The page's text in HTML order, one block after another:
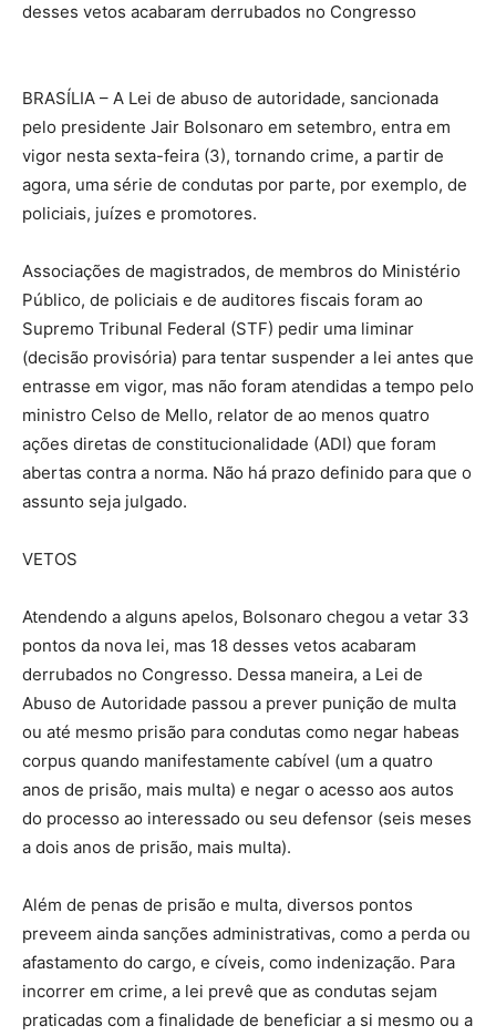
desses vetos acabaram derrubados no Congresso
BRASÍLIA – A Lei de abuso de autoridade, sancionada
pelo presidente Jair Bolsonaro em setembro, entra em
vigor nesta sexta-feira (3), tornando crime, a partir de
agora, uma série de condutas por parte, por exemplo, de
policiais, juízes e promotores.
Associações de magistrados, de membros do Ministério
Público, de policiais e de auditores fiscais foram ao
Supremo Tribunal Federal (STF) pedir uma liminar
(decisão provisória) para tentar suspender a lei antes que
entrasse em vigor, mas não foram atendidas a tempo pelo
ministro Celso de Mello, relator de ao menos quatro
ações diretas de constitucionalidade (ADI) que foram
abertas contra a norma. Não há prazo definido para que o
assunto seja julgado.
VETOS
Atendendo a alguns apelos, Bolsonaro chegou a vetar 33
pontos da nova lei, mas 18 desses vetos acabaram
derrubados no Congresso. Dessa maneira, a Lei de
Abuso de Autoridade passou a prever punição de multa
ou até mesmo prisão para condutas como negar habeas
corpus quando manifestamente cabível (um a quatro
anos de prisão, mais multa) e negar o acesso aos autos
do processo ao interessado ou seu defensor (seis meses
a dois anos de prisão, mais multa).
Além de penas de prisão e multa, diversos pontos
preveem ainda sanções administrativas, como a perda ou
afastamento do cargo, e cíveis, como indenização. Para
incorrer em crime, a lei prevê que as condutas sejam
praticadas com a finalidade de beneficiar a si mesmo ou a